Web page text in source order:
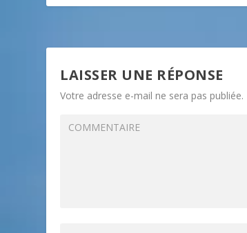
LAISSER UNE RÉPONSE
Votre adresse e-mail ne sera pas publiée.